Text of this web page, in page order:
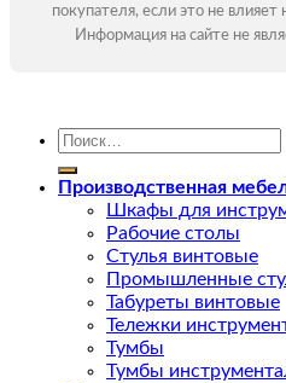
покупателя, если это не влияет
Информация на сайте не
Искать:
Производственная
Шкафы для
Рабочие столы
Стулья винтовые
Промышленные
Табуреты винтовые
Тележки
Тумбы
Тумбы